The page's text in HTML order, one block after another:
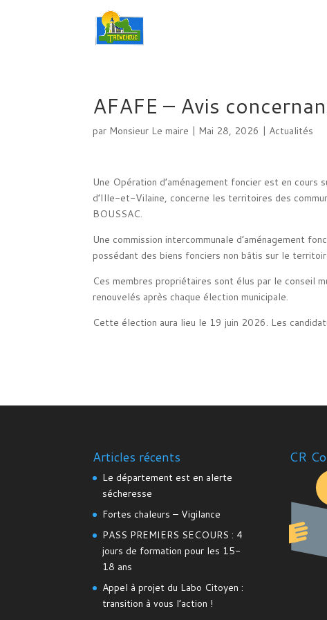
AFAFE – Avis
par Monsieur Le maire | Mai 28, 2026 | Actualités
Une Opération d’aménagement foncier est en
d’Ille-et-Vilaine, concerne les territoires des
BOUSSAC.
Une commission intercommunale d’aménagement
possédant des biens fonciers non bâtis sur le
Ces membres propriétaires sont élus par le conseil
renouvelés après chaque élection municipale.
Cette élection aura lieu le 19 juin 2026. Les
Articles récents
Le département est en alerte
sécheresse
Fortes chaleurs – Vigilance
PASS PREMIERS SECOURS : 4
jours de formation pour les 15-
18 ans
Appel à projet du Labo Citoyen :
transition à vous l’action !
CR